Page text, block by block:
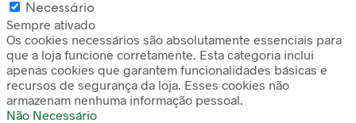
Necessário
Sempre ativado
Os cookies necessários são absolutamente essenciais para
que a loja funcione corretamente. Esta categoria inclui
apenas cookies que garantem funcionalidades básicas e
recursos de segurança da loja. Esses cookies não
armazenam nenhuma informação pessoal.
Não Necessário